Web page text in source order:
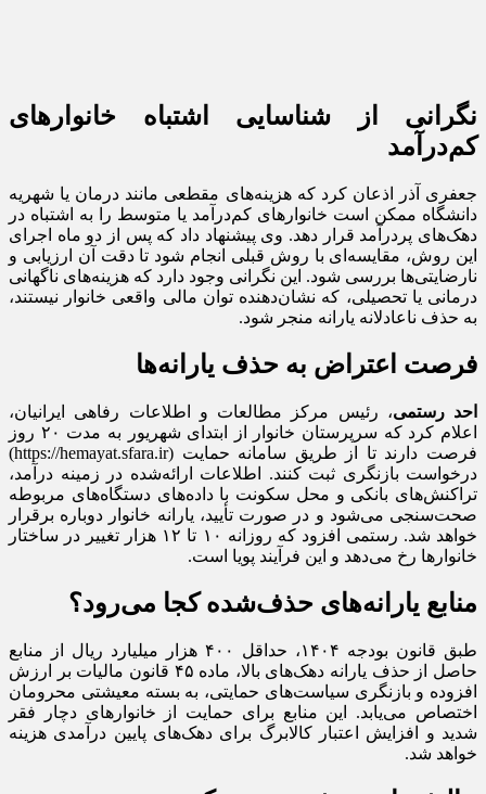
نگرانی از شناسایی اشتباه خانوارهای
کم‌درآمد
جعفری آذر اذعان کرد که هزینه‌های مقطعی مانند درمان یا شهریه
دانشگاه ممکن است خانوارهای کم‌درآمد یا متوسط را به اشتباه در
دهک‌های پردرآمد قرار دهد. وی پیشنهاد داد که پس از دو ماه اجرای
این روش، مقایسه‌ای با روش قبلی انجام شود تا دقت آن ارزیابی و
نارضایتی‌ها بررسی شود. این نگرانی وجود دارد که هزینه‌های ناگهانی
درمانی یا تحصیلی، که نشان‌دهنده توان مالی واقعی خانوار نیستند،
به حذف ناعادلانه یارانه منجر شود.
فرصت اعتراض به حذف یارانه‌ها
احد رستمی، رئیس مرکز مطالعات و اطلاعات رفاهی ایرانیان،
اعلام کرد که سرپرستان خانوار از ابتدای شهریور به مدت ۲۰ روز
فرصت دارند تا از طریق سامانه حمایت (https://hemayat.sfara.ir)
درخواست بازنگری ثبت کنند. اطلاعات ارائه‌شده در زمینه درآمد،
تراکنش‌های بانکی و محل سکونت با داده‌های دستگاه‌های مربوطه
صحت‌سنجی می‌شود و در صورت تأیید، یارانه خانوار دوباره برقرار
خواهد شد. رستمی افزود که روزانه ۱۰ تا ۱۲ هزار تغییر در ساختار
خانوارها رخ می‌دهد و این فرآیند پویا است.
منابع یارانه‌های حذف‌شده کجا می‌رود؟
طبق قانون بودجه ۱۴۰۴، حداقل ۴۰۰ هزار میلیارد ریال از منابع
حاصل از حذف یارانه دهک‌های بالا، ماده ۴۵ قانون مالیات بر ارزش
افزوده و بازنگری سیاست‌های حمایتی، به بسته معیشتی محرومان
اختصاص می‌یابد. این منابع برای حمایت از خانوارهای دچار فقر
شدید و افزایش اعتبار کالابرگ برای دهک‌های پایین درآمدی هزینه
خواهد شد.